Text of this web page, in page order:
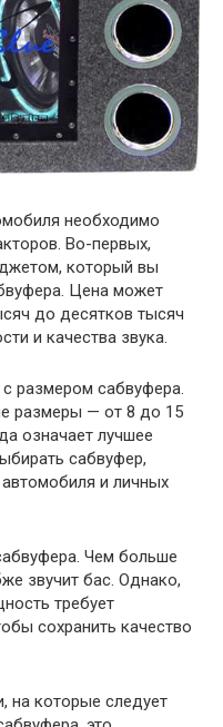
необходимо
Во-первых,
который вы
Цена может
до десятков тысяч
и качества звука.
размером сабвуфера.
размеры — от 8 до 15
означает лучшее
сабвуфер,
и личных
Чем больше
звучит бас. Однако,
требует
сохранить качество
на которые следует